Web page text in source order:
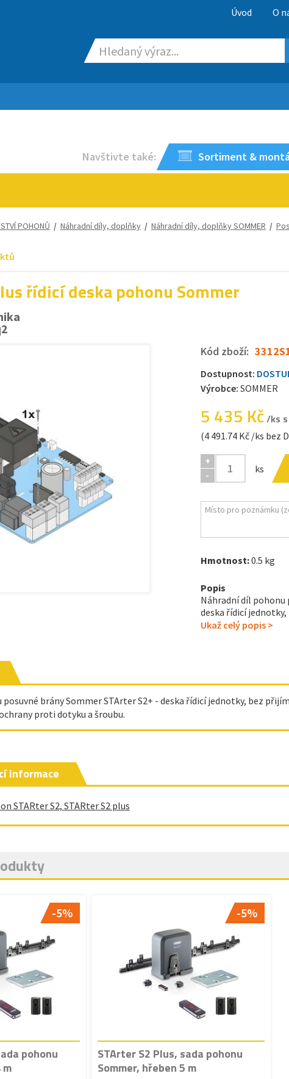
Úvod O
Navštivte také: Sortiment &
POHONŮ / Náhradní díly, doplňky/ Náhradní díly, doplňky SOMMER /
řídicí deska pohonu Sommer
Kód zboží:
Dostupnost:
Výrobce: SOMMER
5 435 Kč/ks s
(4 491.74 Kč /ks bez
+
-
ks
Hmotnost:0.5 kg
Popis
Náhradní díl pohonu
deska řídicí jednotky,
Ukaž celý popis >
brány Sommer STArter S2+ - deska řídicí jednotky, bez
proti dotyku a šroubu.
informace
STARter S2, STARter S2 plus
-5%
pohonu
-5%
STArter S2 Plus, sada pohonu
Sommer, hřeben 5 m